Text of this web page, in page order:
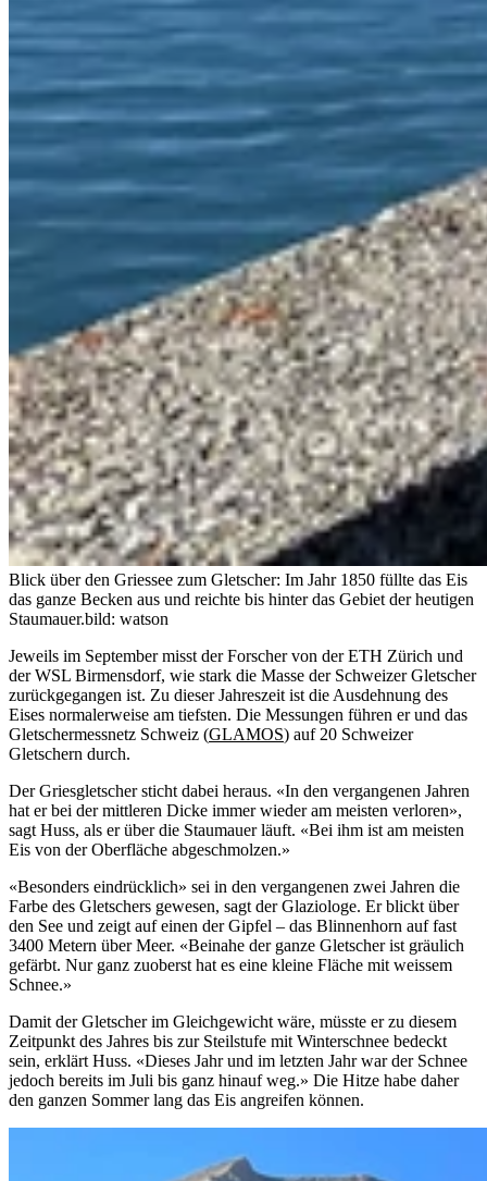
Blick über den Griessee zum Gletscher: Im Jahr 1850 füllte das Eis
das ganze Becken aus und reichte bis hinter das Gebiet der heutigen
Staumauer.bild: watson
Jeweils im September misst der Forscher von der ETH Zürich und
der WSL Birmensdorf, wie stark die Masse der Schweizer Gletscher
zurückgegangen ist. Zu dieser Jahreszeit ist die Ausdehnung des
Eises normalerweise am tiefsten. Die Messungen führen er und das
Gletschermessnetz Schweiz (GLAMOS) auf 20 Schweizer
Gletschern durch.
Der Griesgletscher sticht dabei heraus. «In den vergangenen Jahren
hat er bei der mittleren Dicke immer wieder am meisten verloren»,
sagt Huss, als er über die Staumauer läuft. «Bei ihm ist am meisten
Eis von der Oberfläche abgeschmolzen.»
«Besonders eindrücklich» sei in den vergangenen zwei Jahren die
Farbe des Gletschers gewesen, sagt der Glaziologe. Er blickt über
den See und zeigt auf einen der Gipfel – das Blinnenhorn auf fast
3400 Metern über Meer. «Beinahe der ganze Gletscher ist gräulich
gefärbt. Nur ganz zuoberst hat es eine kleine Fläche mit weissem
Schnee.»
Damit der Gletscher im Gleichgewicht wäre, müsste er zu diesem
Zeitpunkt des Jahres bis zur Steilstufe mit Winterschnee bedeckt
sein, erklärt Huss. «Dieses Jahr und im letzten Jahr war der Schnee
jedoch bereits im Juli bis ganz hinauf weg.» Die Hitze habe daher
den ganzen Sommer lang das Eis angreifen können.